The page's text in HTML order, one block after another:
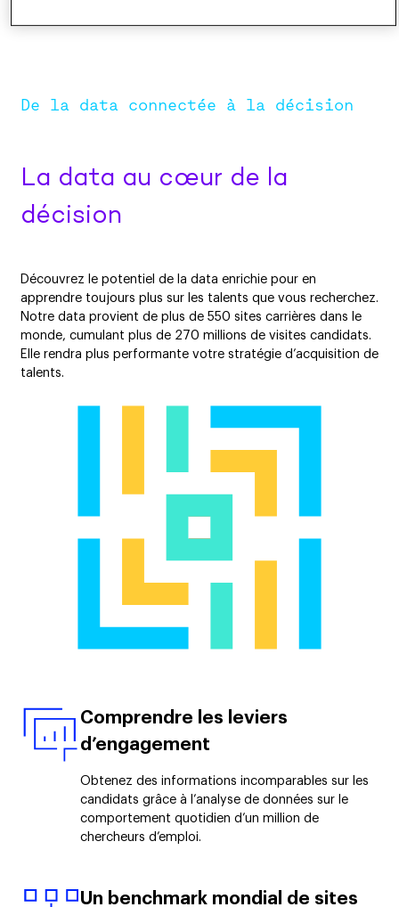
De la data connectée à la décision
La data au cœur de la
décision
Découvrez le potentiel de la data enrichie pour en
apprendre toujours plus sur les talents que vous recherchez.
Notre data provient de plus de 550 sites carrières dans le
monde, cumulant plus de 270 millions de visites candidats.
Elle rendra plus performante votre stratégie d’acquisition de
talents.
Comprendre les leviers
d’engagement
Obtenez des informations incomparables sur les
candidats grâce à l’analyse de données sur le
comportement quotidien d’un million de
chercheurs d’emploi.
Un benchmark mondial de sites